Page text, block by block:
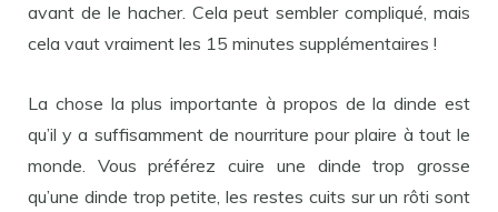
avant de le hacher. Cela peut sembler compliqué, mais
cela vaut vraiment les 15 minutes supplémentaires !
La chose la plus importante à propos de la dinde est
qu’il y a suffisamment de nourriture pour plaire à tout le
monde. Vous préférez cuire une dinde trop grosse
qu’une dinde trop petite, les restes cuits sur un rôti sont